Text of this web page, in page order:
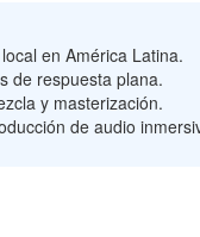
en América Latina.
de respuesta plana.
y masterización.
de audio